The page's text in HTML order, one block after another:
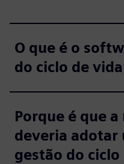
O que é o
do ciclo de
Porque é que
deveria adotar
gestão do ciclo